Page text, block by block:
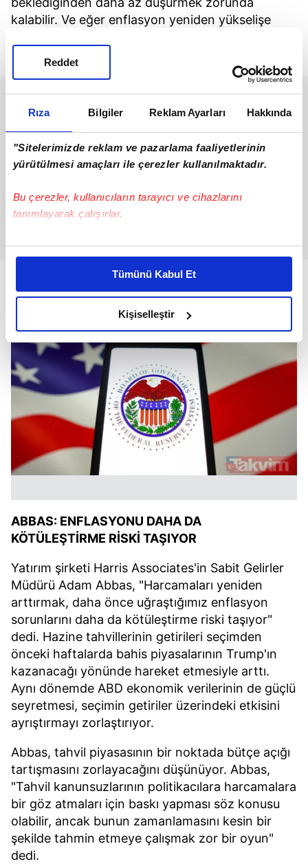
Rıza Bilgiler Reklam Ayarları Hakkında
"Sitelerimizde reklam ve pazarlama faaliyetlerinin
yürütülmesi amaçları ile çerezler kullanılmaktadır.
Bu çerezler, kullanıcıların tarayıcı ve cihazlarını
tanımlayarak çalışırlar.
Bu çerezlere izin vermeniz halinde sizlere özel
daha iyi reklam deneyimi yaşatabiliriz. Bunu yaparken
amacımızın size daha iyi bir reklam deneyimi sunmak
olduğunu ve sizlere en iyi içerikleri sunabilmek adına
elimizden gelen çabayı gösterdiğimizi ve bu noktada,
reklamların maliyetlerimizi karşılamak noktasında tek gelir
kalemimiz olduğunu sizlere hatırlatmak isteriz.
Her halükârda, kullanıcılar, bu çerezlere izin vermedikleri
takdirde, kullanıcılara hedefli reklamlar
gösterilmeyecektir."
Sizlere daha iyi bir hizmet sunabilmek için İnternet
Sitemizde kendimize ve üçüncü kişilere ait çerezler
toplumu hizmetlerinin sunulması amacıyla
kullanılmaktadır. Diğer çerezler, sitemizin daha işlevsel
kılınması ve kişiselleştirilmesi ve sizlere yönelik
reklam/pazarlama faaliyetlerinin yapılması, amaçlarıyla
sınırlı olarak açık rızanız dahilinde kullanılacaktır.
Çerezlere ilişkin tercihlerinizi aşağıda yer alan panel
vasıtasıyla belirleyebilirsiniz. Çerezlere ilişkin detaylı bilgi
için Ayarlar butonuna tıklayabilir,Çerez Bilgilendirme
Metnimiziziyaret edebilirsiniz.
6698 sayılı Kişisel Verilerin Korunması Kanunu uyarınca
hazırlanmış Aydınlatma Metnimizi okumak ve sitemizde
almak için lütfentıklayınız .
Tümünü Kabul Et
Kişiselleştir
Reddet
kalabilir. Ve eğer enflasyon yeniden yükselişe
ABBAS: ENFLASYONU DAHA DA
KÖTÜLEŞTİRME RİSKİ TAŞIYOR
Yatırım şirketi Harris Associates'in Sabit Gelirler
Müdürü Adam Abbas, "Harcamaları yeniden
arttırmak, daha önce uğraştığımız enflasyon
sorunlarını daha da kötüleştirme riski taşıyor"
dedi. Hazine tahvillerinin getirileri seçimden
önceki haftalarda bahis piyasalarının Trump'ın
kazanacağı yönünde hareket etmesiyle arttı.
Aynı dönemde ABD ekonomik verilerinin de güçlü
seyretmesi, seçimin getiriler üzerindeki etkisini
ayrıştırmayı zorlaştırıyor.
Abbas, tahvil piyasasının bir noktada bütçe açığı
tartışmasını zorlayacağını düşünüyor. Abbas,
"Tahvil kanunsuzlarının politikacılara harcamalara
bir göz atmaları için baskı yapması söz konusu
olabilir, ancak bunun zamanlamasını kesin bir
şekilde tahmin etmeye çalışmak zor bir oyun"
dedi.